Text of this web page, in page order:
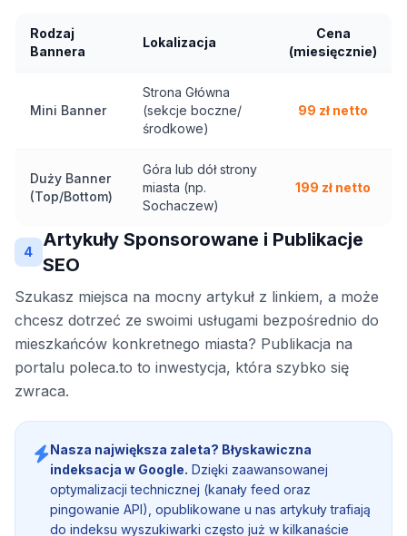
Rodzaj
Bannera
Lokalizacja
Cena
(miesięcznie)
Mini Banner
Strona Główna
(sekcje boczne/
środkowe)
99 zł netto
Duży Banner
(Top/Bottom)
Góra lub dół strony
miasta (np.
Sochaczew)
199 zł netto
4
Artykuły Sponsorowane i Publikacje
SEO
Szukasz miejsca na mocny artykuł z linkiem, a może
chcesz dotrzeć ze swoimi usługami bezpośrednio do
mieszkańców konkretnego miasta? Publikacja na
portalu poleca.to to inwestycja, która szybko się
zwraca.
Nasza największa zaleta? Błyskawiczna
indeksacja w Google. Dzięki zaawansowanej
optymalizacji technicznej (kanały feed oraz
pingowanie API), opublikowane u nas artykuły trafiają
do indeksu wyszukiwarki często już w kilkanaście